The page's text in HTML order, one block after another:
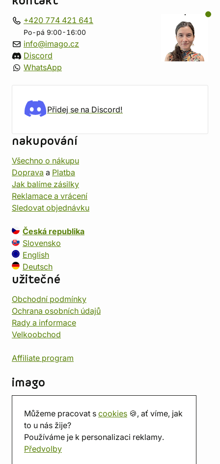
Můžeme pracovat s cookies 🍪, ať víme, jak
to u nás žije?
Používáme je k personalizaci reklamy.
Předvolby
+420 774 421 641
Po-pá 9:00-16:00
info@imago.cz
Discord
WhatsApp
Přidej se na Discord!
nakupování
Všechno o nákupu
Doprava a Platba
Jak balíme zásilky
Reklamace a vrácení
Sledovat objednávku
Česká republika
Slovensko
English
Deutsch
užitečné
Obchodní podmínky
Ochrana osobních údajů
Rady a informace
Velkoobchod
Affiliate program
imago
Prodejna
Herna
O nás
Hodnocení obchodu